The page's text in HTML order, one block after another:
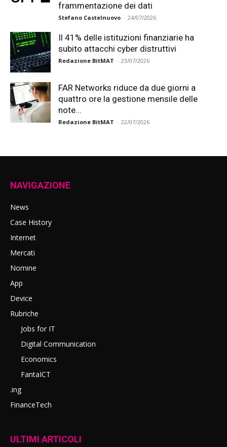
frammentazione dei dati
Stefano Castelnuovo - 24/07/2026
Il 41% delle istituzioni finanziarie ha
subito attacchi cyber distruttivi
Redazione BitMAT - 23/07/2026
FAR Networks riduce da due giorni a
quattro ore la gestione mensile delle
note...
Redazione BitMAT - 22/07/2026
NAVIGAZIONE
News
Case History
Internet
Mercati
Nomine
App
Device
Rubriche
Jobs for IT
Digital Communication
Economics
FantaICT
.ing
FinanceTech
ULTIMI ARTICOLI